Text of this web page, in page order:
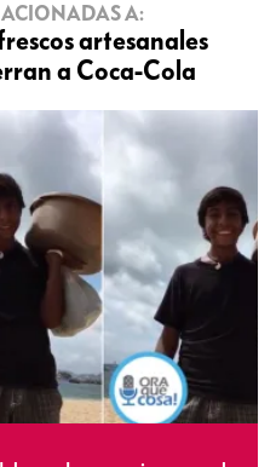
A:
artesanales
a Coca-Cola